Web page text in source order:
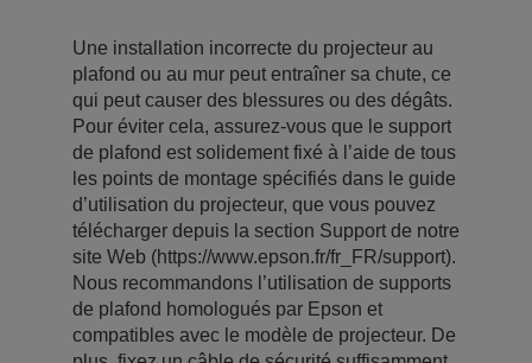
Une installation incorrecte du projecteur au
plafond ou au mur peut entraîner sa chute, ce
qui peut causer des blessures ou des dégâts.
Pour éviter cela, assurez-vous que le support
de plafond est solidement fixé à l’aide de tous
les points de montage spécifiés dans le guide
d’utilisation du projecteur, que vous pouvez
télécharger depuis la section Support de notre
site Web (https://www.epson.fr/fr_FR/support).
Nous recommandons l’utilisation de supports
de plafond homologués par Epson et
compatibles avec le modèle de projecteur. De